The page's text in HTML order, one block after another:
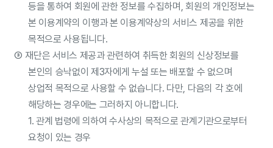
등을 통하여 회원에 관한 정보를 수집하며, 회원의 개인정보는
본 이용계약의 이행과 본 이용계약상의 서비스 제공을 위한
목적으로 사용됩니다.
③ 재단은 서비스 제공과 관련하여 취득한 회원의 신상정보를
본인의 승낙없이 제3자에게 누설 또는 배포할 수 없으며
상업적 목적으로 사용할 수 없습니다. 다만, 다음의 각 호에
해당하는 경우에는 그러하지 아니합니다.
1. 관계 법령에 의하여 수사상의 목적으로 관계기관으로부터
요청이 있는 경우